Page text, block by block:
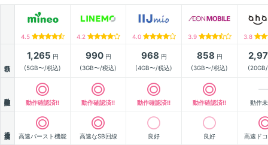
4.5 4.2 4.0 3.9 3.8
1,265 円
(5GB〜/税込)
990円
(3GB〜/税込)
968 円
(4GB〜/税込)
858 円
(3GB〜/税込)
動作確認済!! 動作確認済!! 動作確認済!! 動作確認済!! 動作
高速バースト機能 高速なSB回線 良好 良好 高速ド